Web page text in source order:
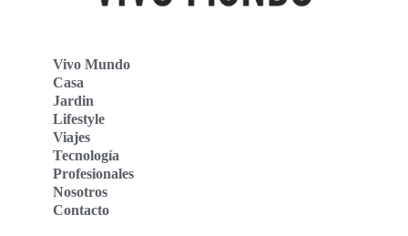
Vivo Mundo
Casa
Jardin
Lifestyle
Viajes
Tecnología
Profesionales
Nosotros
Contacto